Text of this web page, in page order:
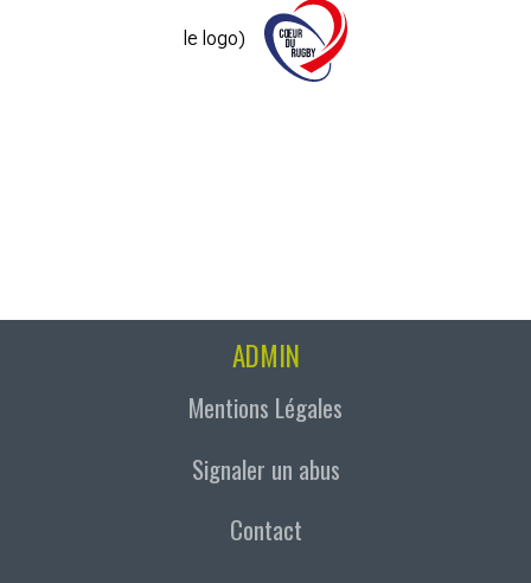
le logo)
ADMIN
Mentions Légales
Signaler un abus
Contact